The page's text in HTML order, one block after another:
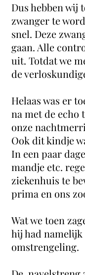
Dus hebben wij
zwanger te
snel. Deze
gaan. Alle
uit. Totdat we
de
Helaas was er
na met de echo
onze
Ook dit kindje
In een paar
mandje etc.
ziekenhuis te
prima en ons
Wat we toen
hij had
omstrengeling.